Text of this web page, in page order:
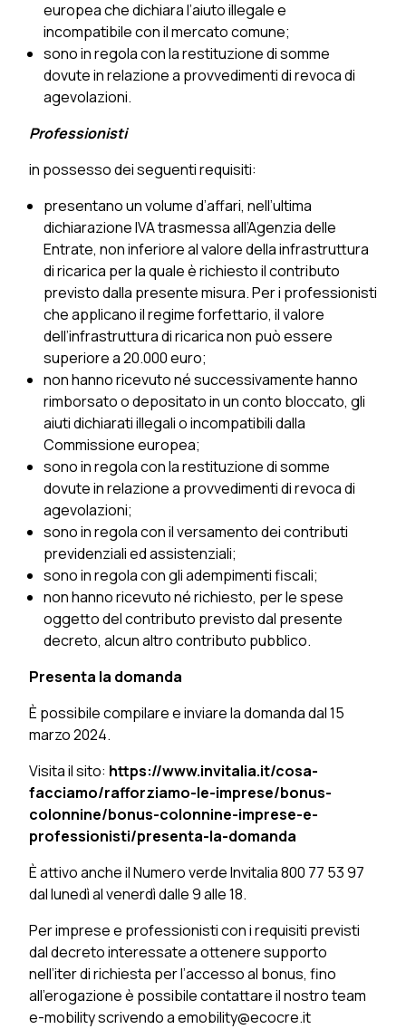
europea che dichiara l’aiuto illegale e
incompatibile con il mercato comune;
sono in regola con la restituzione di somme
dovute in relazione a provvedimenti di revoca di
agevolazioni.
Professionisti
in possesso dei seguenti requisiti:
presentano un volume d’affari, nell’ultima
dichiarazione IVA trasmessa all’Agenzia delle
Entrate, non inferiore al valore della infrastruttura
di ricarica per la quale è richiesto il contributo
previsto dalla presente misura. Per i professionisti
che applicano il regime forfettario, il valore
dell’infrastruttura di ricarica non può essere
superiore a 20.000 euro;
non hanno ricevuto né successivamente hanno
rimborsato o depositato in un conto bloccato, gli
aiuti dichiarati illegali o incompatibili dalla
Commissione europea;
sono in regola con la restituzione di somme
dovute in relazione a provvedimenti di revoca di
agevolazioni;
sono in regola con il versamento dei contributi
previdenziali ed assistenziali;
sono in regola con gli adempimenti fiscali;
non hanno ricevuto né richiesto, per le spese
oggetto del contributo previsto dal presente
decreto, alcun altro contributo pubblico.
Presenta la domanda
È possibile compilare e inviare la domanda dal 15
marzo 2024.
Visita il sito: https://www.invitalia.it/cosa-
facciamo/rafforziamo-le-imprese/bonus-
colonnine/bonus-colonnine-imprese-e-
professionisti/presenta-la-domanda
È attivo anche il Numero verde Invitalia 800 77 53 97
dal lunedì al venerdì dalle 9 alle 18.
Per imprese e professionisti con i requisiti previsti
dal decreto interessate a ottenere supporto
nell’iter di richiesta per l’accesso al bonus, fino
all’erogazione è possibile contattare il nostro team
e-mobility scrivendo a emobility@ecocre.it